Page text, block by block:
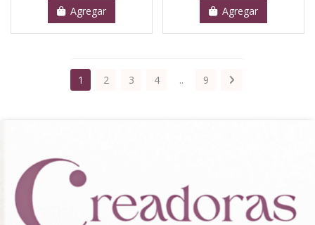
Agregar Agregar
1 2 3 4 .. 9